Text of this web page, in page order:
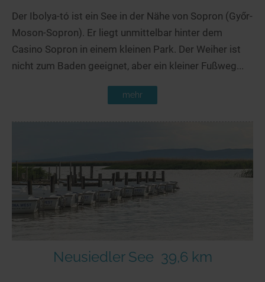
Der Ibolya-tó ist ein See in der Nähe von Sopron (Győr-
Moson-Sopron). Er liegt unmittelbar hinter dem
Casino Sopron in einem kleinen Park. Der Weiher ist
nicht zum Baden geeignet, aber ein kleiner Fußweg...
mehr
Neusiedler See 39,6 km